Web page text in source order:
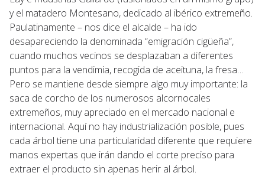
y el matadero Montesano, dedicado al ibérico extremeño.
Paulatinamente – nos dice el alcalde – ha ido
desapareciendo la denominada “emigración cigüeña”,
cuando muchos vecinos se desplazaban a diferentes
puntos para la vendimia, recogida de aceituna, la fresa…
Pero se mantiene desde siempre algo muy importante: la
saca de corcho de los numerosos alcornocales
extremeños, muy apreciado en el mercado nacional e
internacional. Aquí no hay industrialización posible, pues
cada árbol tiene una particularidad diferente que requiere
manos expertas que irán dando el corte preciso para
extraer el producto sin apenas herir al árbol.